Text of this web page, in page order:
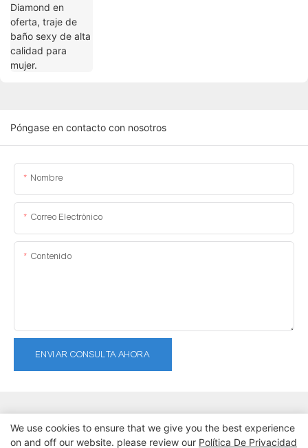
Póngase en contacto con nosotros
Nombre
Correo Electrónico
Contenido
ENVIAR CONSULTA AHORA
We use cookies to ensure that we give you the best experience
on and off our website. please review our Política De Privacidad